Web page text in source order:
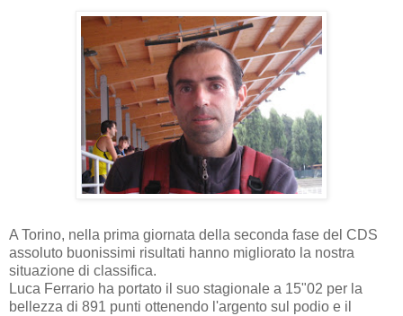
A Torino, nella prima giornata della seconda fase del CDS
assoluto buonissimi risultati hanno migliorato la nostra
situazione di classifica.
Luca Ferrario ha portato il suo stagionale a 15"02 per la
bellezza di 891 punti ottenendo l'argento sul podio e il